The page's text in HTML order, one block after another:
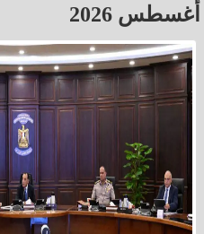
أغسطس 2026